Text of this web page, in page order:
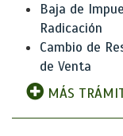
Baja de
Radicación
Cambio de
de Venta
MÁS